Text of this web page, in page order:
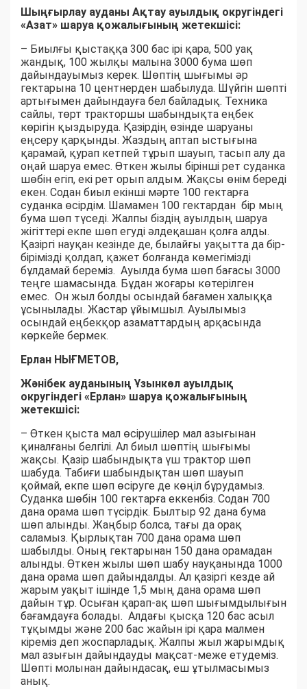
Шыңғырлау ауданы Ақтау ауылдық округіндегі
«Азат» шаруа қожалығының жетекшісі:
– Биылғы қыстаққа 300 бас ірі қара, 500 уақ
жандық, 100 жылқы малына 3000 бума шөп
дайындауымыз керек. Шөптің шығымы әр
гектарына 10 центнерден шабылуда. Шүйгін шөпті
артығымен дайындауға бел байладық. Техника
сайлы, төрт тракторшы шабындықта еңбек
көрігін қыздыруда. Қазірдің өзінде шаруаны
еңсеру қарқынды. Жаздың аптап ыстығына
қарамай, қурап кетпей тұрып шауып, тасып алу да
оңай шаруа емес. Өткен жылы бірінші рет суданка
шөбін егіп, екі рет орып алдым. Жақсы өнім береді
екен. Содан биыл екінші мәрте 100 гектарға
суданка өсірдім. Шамамен 100 гектардан бір мың
бума шөп түседі. Жалпы біздің ауылдың шаруа
жігіттері екпе шөп егуді әлдеқашан қолға алды.
Қазіргі науқан кезінде де, былайғы уақытта да бір-
бірімізді қолдап, қажет болғанда көмегімізді
бұлдамай береміз. Ауылда бума шөп бағасы 3000
теңге шамасында. Бұдан жоғары көтерілген
емес. Он жыл болды осындай бағамен халыққа
ұсынылады. Жастар ұйымшыл. Ауылымыз
осындай еңбекқор азаматтардың арқасында
көркейе бермек.
Ерлан НЫҒМЕТОВ,
Жәнібек ауданының Ұзынкөл ауылдық
округіндегі «Ерлан» шаруа қожалығының
жетекшісі:
– Өткен қыста мал өсірушілер мал азығынан
қиналғаны белгілі. Ал биыл шөптің шығымы
жақсы. Қазір шабындықта үш трактор шөп
шабуда. Табиғи шабындықтан шөп шауып
қоймай, екпе шөп өсіруге де көңіл бұрудамыз.
Суданка шөбін 100 гектарға еккенбіз. Содан 700
дана орама шөп түсірдік. Былтыр 92 дана бума
шөп алынды. Жаңбыр болса, тағы да орақ
саламыз. Қырлықтан 700 дана орама шөп
шабылды. Оның гектарынан 150 дана орамадан
алынды. Өткен жылы шөп шабу науқанында 1000
дана орама шөп дайындалды. Ал қазіргі кезде ай
жарым уақыт ішінде 1,5 мың дана орама шөп
дайын тұр. Осыған қарап-ақ шөп шығымдылығын
бағамдауға болады. Алдағы қысқа 120 бас асыл
тұқымды және 200 бас жайын ірі қара малмен
кіреміз деп жоспарладық. Жалпы жыл жарымдық
мал азығын дайындауды мақсат-меже етудеміз.
Шөпті молынан дайындасақ, еш ұтылмасымыз
анық.